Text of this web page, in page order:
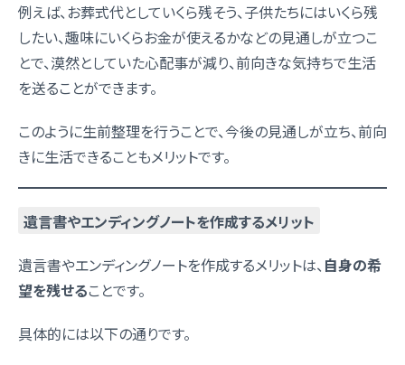
例えば、お葬式代としていくら残そう、子供たちにはいくら残
したい、趣味にいくらお金が使えるかなどの見通しが立つこ
とで、漠然としていた心配事が減り、前向きな気持ちで生活
を送ることができます。
このように生前整理を行うことで、今後の見通しが立ち、前向
きに生活できることもメリットです。
遺言書やエンディングノートを作成するメリット
遺言書やエンディングノートを作成するメリットは、 自身の希
望を残せることです。
具体的には以下の通りです。